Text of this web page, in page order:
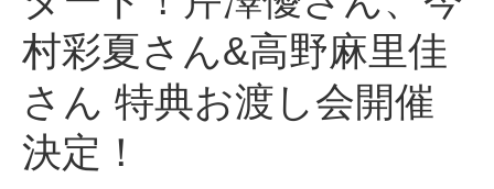
村彩夏さん&高野麻里佳
さん 特典お渡し会開催
決定！